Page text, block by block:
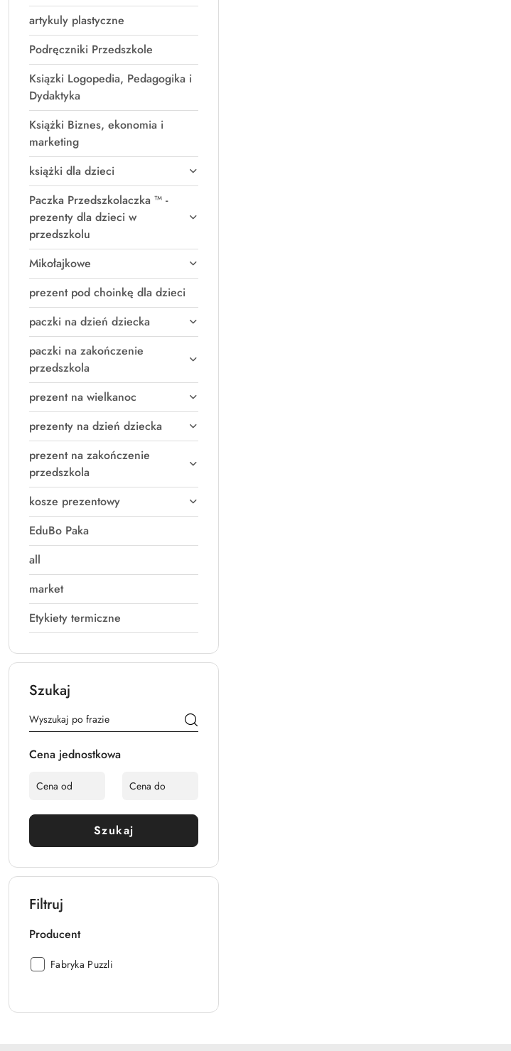
artykuly plastyczne
Podręczniki Przedszkole
Ksiązki Logopedia, Pedagogika i
Dydaktyka
Książki Biznes, ekonomia i
marketing
książki dla dzieci
Paczka Przedszkolaczka ™ -
prezenty dla dzieci w
przedszkolu
Mikołajkowe
prezent pod choinkę dla dzieci
paczki na dzień dziecka
paczki na zakończenie
przedszkola
prezent na wielkanoc
prezenty na dzień dziecka
prezent na zakończenie
przedszkola
kosze prezentowy
EduBo Paka
all
market
Etykiety termiczne
Szukaj
Cena jednostkowa
Szukaj
Filtruj
Producent
Producent:
Fabryka Puzzli